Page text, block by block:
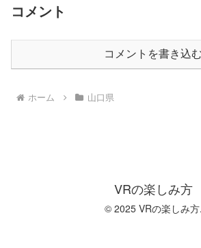
コメント
コメントを書き込む
ホーム 山口県
VRの楽しみ方
© 2025 VRの楽しみ方.